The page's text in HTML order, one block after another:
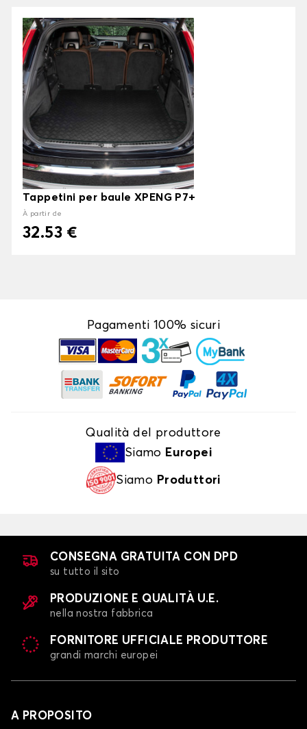
Tappetini per baule XPENG P7+
À partir de
32.53 €
Pagamenti 100% sicuri
Qualità del produttore
Siamo Europei
Siamo Produttori
CONSEGNA GRATUITA CON DPD
su tutto il sito
PRODUZIONE E QUALITÀ U.E.
nella nostra fabbrica
FORNITORE UFFICIALE PRODUTTORE
grandi marchi europei
A PROPOSITO